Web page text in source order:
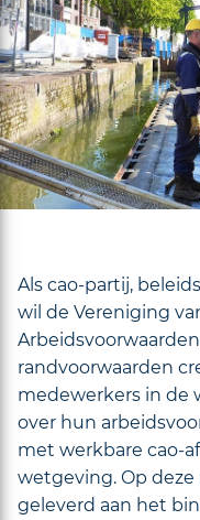
Als cao-partij,
wil de Vereniging
randvoorwaarden
medewerkers in de
over hun
met werkbare cao-
wetgeving. Op
geleverd aan het